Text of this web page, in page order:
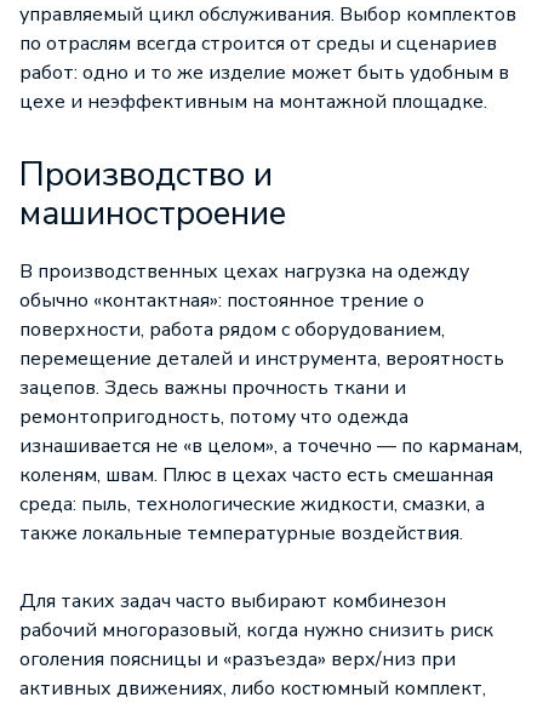
управляемый цикл обслуживания. Выбор комплектов
по отраслям всегда строится от среды и сценариев
работ: одно и то же изделие может быть удобным в
цехе и неэффективным на монтажной площадке.
Производство и
машиностроение
В производственных цехах нагрузка на одежду
обычно «контактная»: постоянное трение о
поверхности, работа рядом с оборудованием,
перемещение деталей и инструмента, вероятность
зацепов. Здесь важны прочность ткани и
ремонтопригодность, потому что одежда
изнашивается не «в целом», а точечно — по карманам,
коленям, швам. Плюс в цехах часто есть смешанная
среда: пыль, технологические жидкости, смазки, а
также локальные температурные воздействия.
Для таких задач часто выбирают комбинезон
рабочий многоразовый, когда нужно снизить риск
оголения поясницы и «разъезда» верх/низ при
активных движениях, либо костюмный комплект,